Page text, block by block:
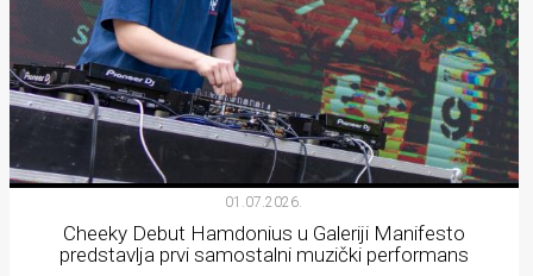
01.07.2026.
Cheeky Debut Hamdonius u Galeriji Manifesto
predstavlja prvi samostalni muzički performans